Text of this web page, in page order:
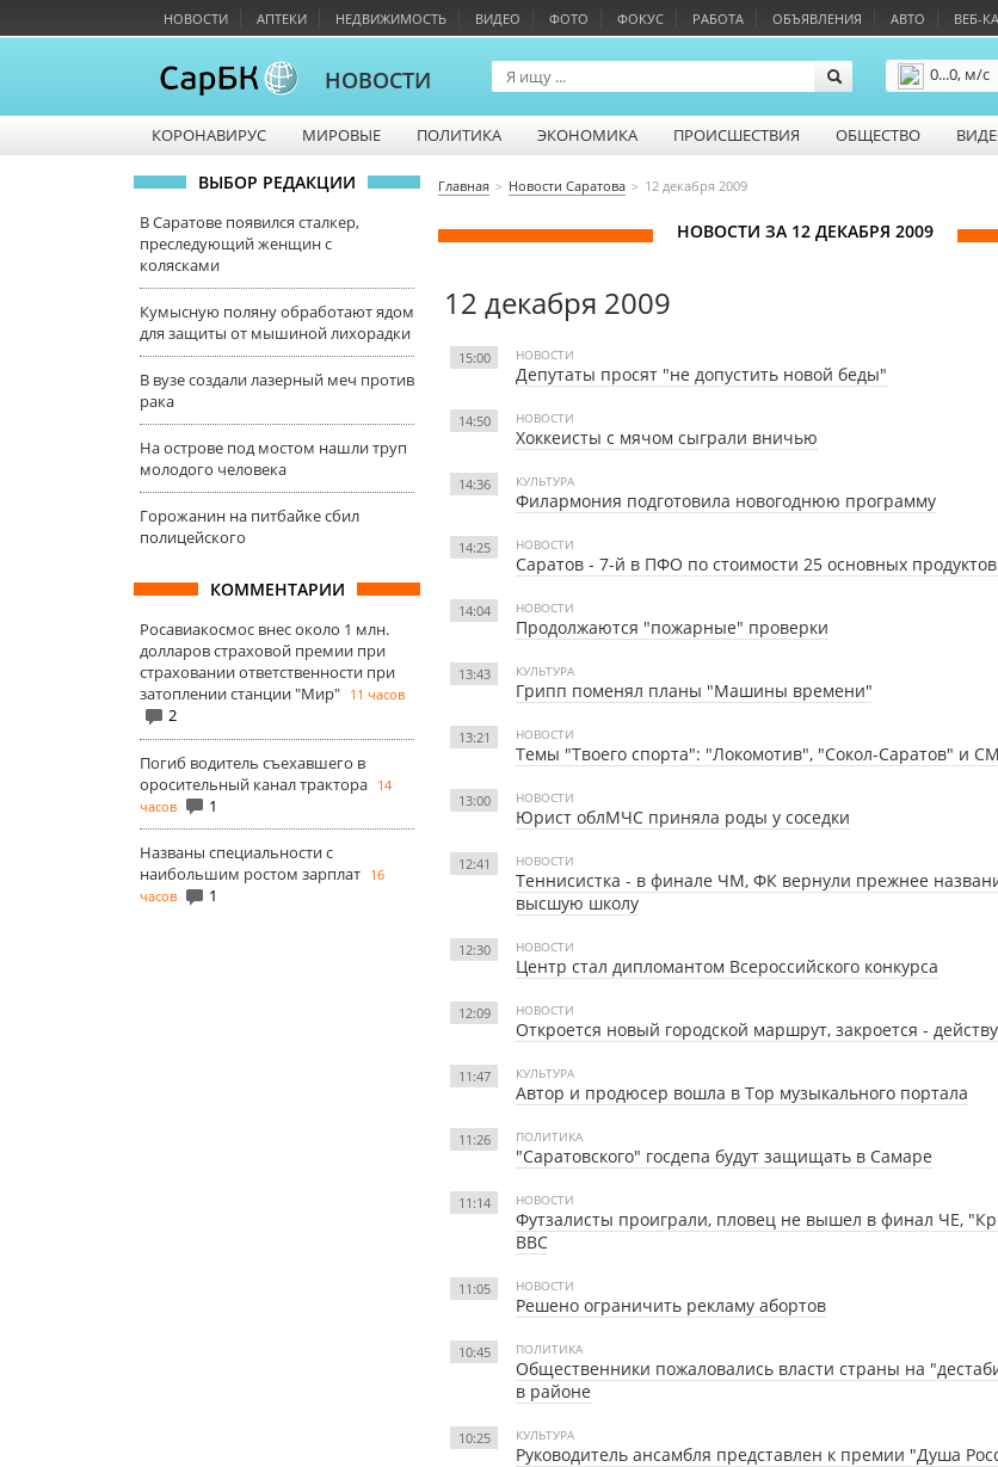
НОВОСТИ АПТЕКИ НЕДВИЖИМОСТЬ ВИДЕО ФОТО ФОКУС РАБОТА ОБЪЯВЛЕНИЯ АВТО ВЕБ-
НОВОСТИ
0...0, м/с
КОРОНАВИРУС МИРОВЫЕ ПОЛИТИКА ЭКОНОМИКА ПРОИСШЕСТВИЯ ОБЩЕСТВО
ВЫБОР РЕДАКЦИИ
В Саратове появился сталкер,
преследующий женщин с
колясками
Кумысную поляну обработают ядом
для защиты от мышиной лихорадки
В вузе создали лазерный меч против
рака
На острове под мостом нашли труп
молодого человека
Горожанин на питбайке сбил
полицейского
КОММЕНТАРИИ
Росавиакосмос внес около 1 млн.
долларов страховой премии при
страховании ответственности при
затоплении станции "Мир" 11 часов
2
Погиб водитель съехавшего в
оросительный канал трактора 14
часов
1
Названы специальности с
наибольшим ростом зарплат 16
часов
1
Главная Новости Саратова 12 декабря 2009
НОВОСТИ ЗА 12 ДЕКАБРЯ 2009
12 декабря 2009
15:00 НОВОСТИ
Депутаты просят "не допустить новой беды"
14:50 НОВОСТИ
Хоккеисты с мячом сыграли вничью
14:36 КУЛЬТУРА
Филармония подготовила новогоднюю программу
14:25 НОВОСТИ
Саратов - 7-й в ПФО по стоимости 25 основных
14:04 НОВОСТИ
Продолжаются "пожарные" проверки
13:43 КУЛЬТУРА
Грипп поменял планы "Машины времени"
13:21 НОВОСТИ
Темы "Твоего спорта": "Локомотив", "Сокол-Саратов" и
13:00 НОВОСТИ
Юрист облМЧС приняла роды у соседки
12:41 НОВОСТИ
Теннисистка - в финале ЧМ, ФК вернули прежнее
высшую школу
12:30 НОВОСТИ
Центр стал дипломантом Всероссийского конкурса
12:09 НОВОСТИ
Откроется новый городской маршрут, закроется -
11:47 КУЛЬТУРА
Автор и продюсер вошла в Top музыкального портала
11:26 ПОЛИТИКА
"Саратовского" госдепа будут защищать в Самаре
11:14 НОВОСТИ
Футзалисты проиграли, пловец не вышел в финал ЧЕ,
ВВС
11:05 НОВОСТИ
Решено ограничить рекламу абортов
10:45 ПОЛИТИКА
Общественники пожаловались власти страны на
в районе
10:25 КУЛЬТУРА
Руководитель ансамбля представлен к премии "Душа